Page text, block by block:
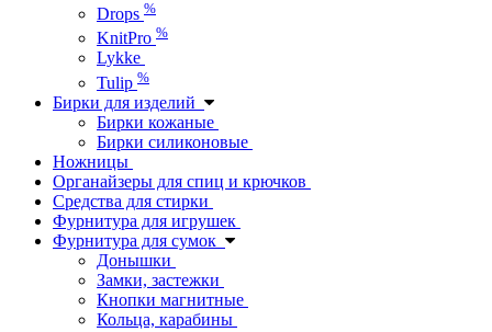
Drops %
KnitPro %
Lykke
Tulip %
Бирки для изделий
Бирки кожаные
Бирки силиконовые
Ножницы
Органайзеры для спиц и крючков
Средства для стирки
Фурнитура для игрушек
Фурнитура для сумок
Донышки
Замки, застежки
Кнопки магнитные
Кольца, карабины